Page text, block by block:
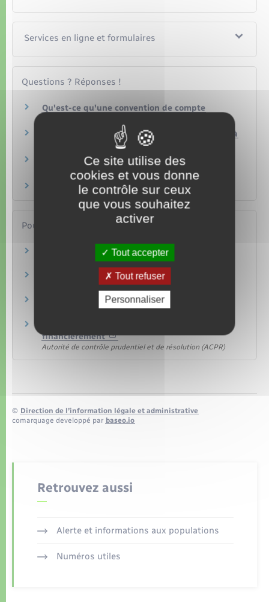
Services en ligne et formulaires
Questions ? Réponses !
Qu'est-ce qu'une convention de compte
Une banque doit-elle faire connaître ses tarifs à
Qu'est-ce que le taux annuel effectif
global (TAEG) ?
Médiateur bancaire : comment y recourir ?
Pour en savoir plus
Découvert bancaire
Institut national de la consommation (INC)
Frais bancaires
Autorité de contrôle prudentiel et de résolution (ACPR)
Taux d'usure actuels
Banque de France
financièrement
Autorité de contrôle prudentiel et de résolution (ACPR)
© Direction de l’information légale et administrative
comarquage developpé par baseo.io
Retrouvez aussi
Alerte et informations aux populations
Numéros utiles
Ce site utilise des
cookies et vous donne
le contrôle sur ceux
que vous souhaitez
activer
Tout accepter
Tout refuser
Personnaliser